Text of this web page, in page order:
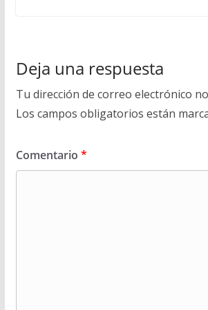
Deja una respuesta
Tu dirección de correo electrónico
Los campos obligatorios están
Comentario *